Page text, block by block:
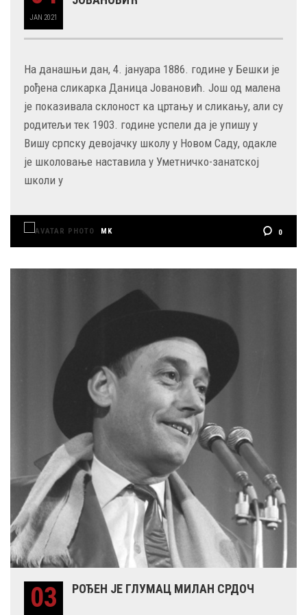
JAN 2021
На данашњи дан, 4. јануара 1886. године у Бешки је
рођена сликарка Даница Јовановић. Још од малена
је показивала склоност ка цртању и сликању, али су
родитељи тек 1903. године успели да је упишу у
Вишу српску девојачку школу у Новом Саду, одакле
је школовање наставила у Уметничко-занатској
школи у
MK 0
03 РОЂЕН ЈЕ ГЛУМАЦ МИЛАН СРДОЧ